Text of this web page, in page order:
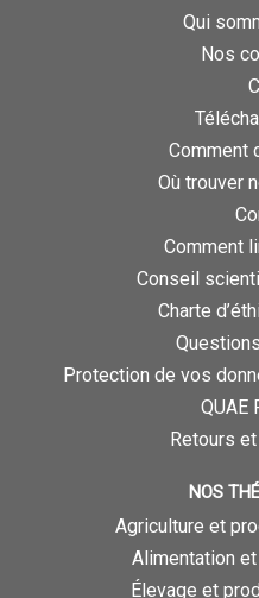
Qui
Nos
Comment
Où trouver
Comment
Conseil
Charte
Protection de vos
QUAE
Retours
NOS
Agriculture et
Alimentation
Élevage et